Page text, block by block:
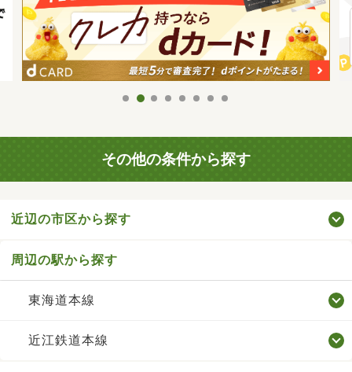
その他の条件から探す
近辺の市区から探す
周辺の駅から探す
東海道本線
近江鉄道本線